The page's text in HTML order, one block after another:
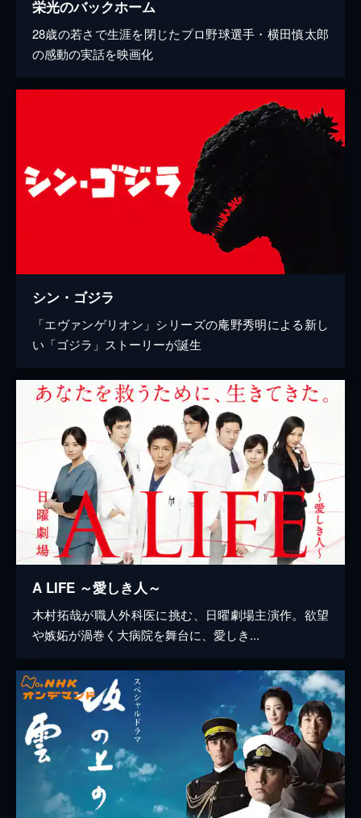
栄光のバックホーム
28歳の若さで生涯を閉じたプロ野球選手・横田慎太郎
の感動の実話を映画化
シン・ゴジラ
「エヴァンゲリオン」シリーズの庵野秀明による新し
い「ゴジラ」ストーリーが誕生
A LIFE ～愛しき人～
木村拓哉が職人外科医に挑む、日曜劇場主演作。欲望
や嫉妬が渦巻く大病院を舞台に、愛しき...